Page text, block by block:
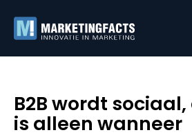
B2B wordt
is alleen wanneer